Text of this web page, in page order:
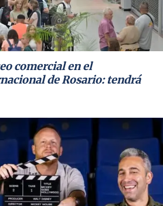
comercial en el
de Rosario: tendrá